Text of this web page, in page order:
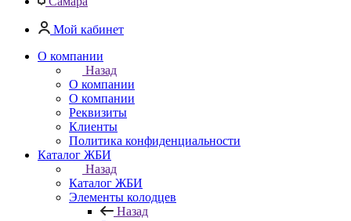
Мой кабинет
О компании
Назад
О компании
О компании
Реквизиты
Клиенты
Политика конфиденциальности
Каталог ЖБИ
Назад
Каталог ЖБИ
Элементы колодцев
Назад